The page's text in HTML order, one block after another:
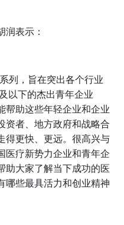
润表示：
列，旨在突出各个行业
以下的杰出青年企业
帮助这些年轻企业和企业
资者、地方政府和战略合
得更快、更远。很高兴与
医疗新势力企业和青年企
助大家了解当下成功的医
哪些最具活力和创业精神